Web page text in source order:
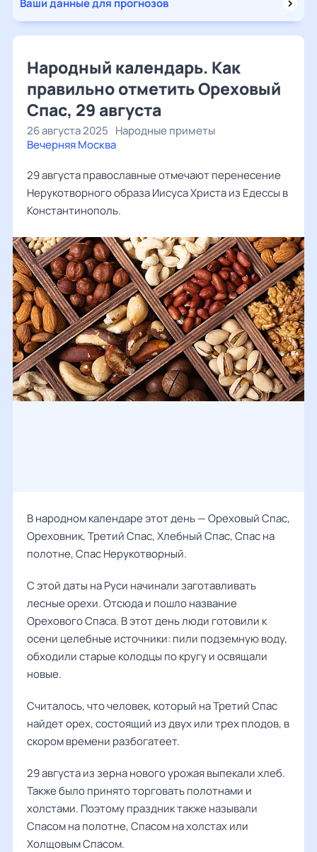
Ваши данные для прогнозов
Народный календарь. Как
правильно отметить Ореховый
Спас, 29 августа
26 августа 2025 Народные приметы
Вечерняя Москва
29 августа православные отмечают перенесение
Нерукотворного образа Иисуса Христа из Едессы в
Константинополь.
В народном календаре этот день — Ореховый Спас,
Ореховник, Третий Спас, Хлебный Спас, Спас на
полотне, Спас Нерукотворный.
С этой даты на Руси начинали заготавливать
лесные орехи. Отсюда и пошло название
Орехового Спаса. В этот день люди готовили к
осени целебные источники: пили подземную воду,
обходили старые колодцы по кругу и освящали
новые.
Считалось, что человек, который на Третий Спас
найдет орех, состоящий из двух или трех плодов, в
скором времени разбогатеет.
29 августа из зерна нового урожая выпекали хлеб.
Также было принято торговать полотнами и
холстами. Поэтому праздник также называли
Спасом на полотне, Спасом на холстах или
Холщовым Спасом.